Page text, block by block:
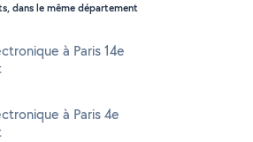
dans le même département
à Paris 14e
à Paris 4e